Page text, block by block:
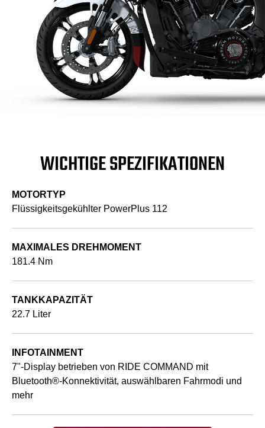
WICHTIGE SPEZIFIKATIONEN
MOTORTYP
Flüssigkeitsgekühlter PowerPlus 112
MAXIMALES DREHMOMENT
181.4 Nm
TANKKAPAZITÄT
22.7 Liter
INFOTAINMENT
7"-Display betrieben von RIDE COMMAND mit
Bluetooth®-Konnektivität, auswählbaren Fahrmodi und
mehr